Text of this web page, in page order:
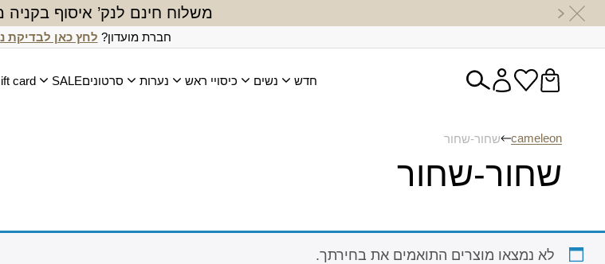
משלוח חינם לנק’ איסוף בקניה מעל
חברת מועדון? לחץ כאן לבדיקת
חדש נשים כיסויי ראש נערות סרטוניםSALE
card
cameleon שחור-שחור
שחור-שחור
לא נמצאו מוצרים התואמים את בחירתך.